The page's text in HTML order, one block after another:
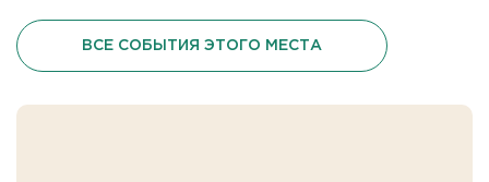
ВСЕ СОБЫТИЯ ЭТОГО МЕСТА